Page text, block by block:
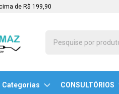
de R$ 199,90
Categorias CONSULTÓRIOS